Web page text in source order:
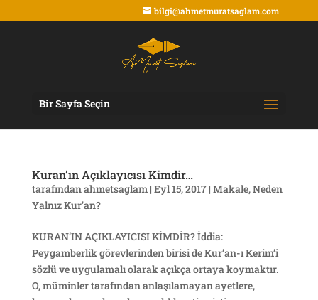
bilgi@ahmetmuratsaglam.com
Bir Sayfa Seçin
Kuran’ın Açıklayıcısı Kimdir…
tarafındanahmetsaglam| Eyl 15, 2017| Makale,Neden
Yalnız Kur'an?
KURAN’IN AÇIKLAYICISI KİMDİR? İddia:
Peygamberlik görevlerinden birisi de Kur’an-ı Kerim’i
sözlü ve uygulamalı olarak açıkça ortaya koymaktır.
O, müminler tarafından anlaşılamayan ayetlere,